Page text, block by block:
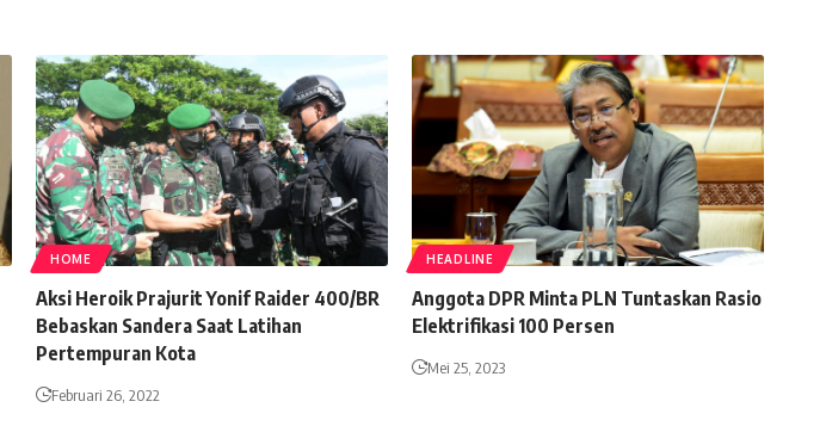
HOME
Aksi Heroik Prajurit Yonif Raider 400/BR
Bebaskan Sandera Saat Latihan
Pertempuran Kota
Februari 26, 2022
HEADLINE
Anggota DPR Minta PLN Tuntaskan Rasio
Elektrifikasi 100 Persen
Mei 25, 2023